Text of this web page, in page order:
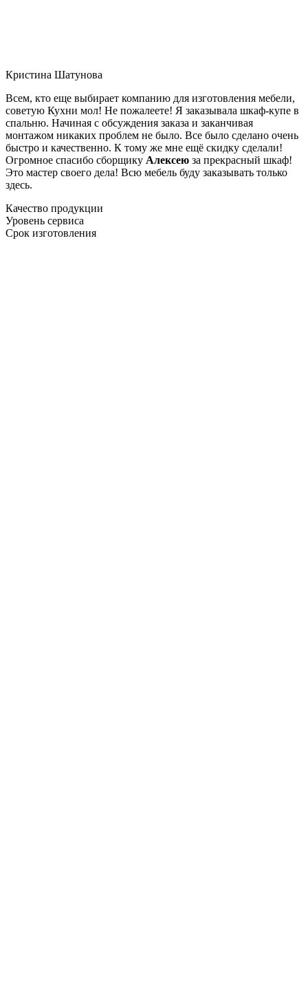
Кристина Шатунова
Всем, кто еще выбирает компанию для изготовления мебели,
советую Кухни мол! Не пожалеете! Я заказывала шкаф-купе в
спальню. Начиная с обсуждения заказа и заканчивая
монтажом никаких проблем не было. Все было сделано очень
быстро и качественно. К тому же мне ещё скидку сделали!
Огромное спасибо сборщику Алексею за прекрасный шкаф!
Это мастер своего дела! Всю мебель буду заказывать только
здесь.
Качество продукции
Уровень сервиса
Срок изготовления